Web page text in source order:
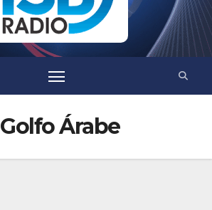
Golfo Árabe